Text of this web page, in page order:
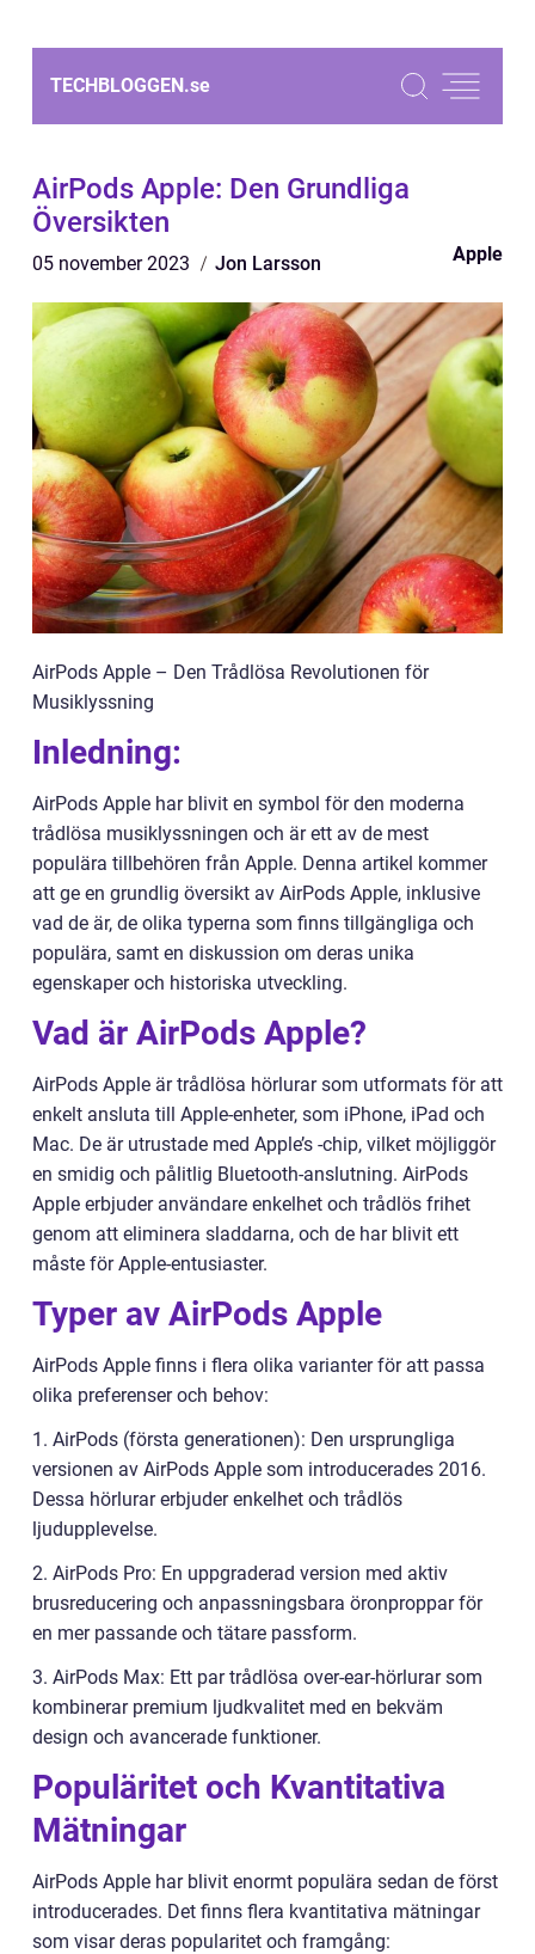
TECHBLOGGEN.se
AirPods Apple: Den Grundliga
Översikten
05 november 2023 Jon Larsson Apple
AirPods Apple – Den Trådlösa Revolutionen för
Musiklyssning
Inledning:
AirPods Apple har blivit en symbol för den moderna
trådlösa musiklyssningen och är ett av de mest
populära tillbehören från Apple. Denna artikel kommer
att ge en grundlig översikt av AirPods Apple, inklusive
vad de är, de olika typerna som finns tillgängliga och
populära, samt en diskussion om deras unika
egenskaper och historiska utveckling.
Vad är AirPods Apple?
AirPods Apple är trådlösa hörlurar som utformats för att
enkelt ansluta till Apple-enheter, som iPhone, iPad och
Mac. De är utrustade med Apple’s -chip, vilket möjliggör
en smidig och pålitlig Bluetooth-anslutning. AirPods
Apple erbjuder användare enkelhet och trådlös frihet
genom att eliminera sladdarna, och de har blivit ett
måste för Apple-entusiaster.
Typer av AirPods Apple
AirPods Apple finns i flera olika varianter för att passa
olika preferenser och behov:
1. AirPods (första generationen): Den ursprungliga
versionen av AirPods Apple som introducerades 2016.
Dessa hörlurar erbjuder enkelhet och trådlös
ljudupplevelse.
2. AirPods Pro: En uppgraderad version med aktiv
brusreducering och anpassningsbara öronproppar för
en mer passande och tätare passform.
3. AirPods Max: Ett par trådlösa over-ear-hörlurar som
kombinerar premium ljudkvalitet med en bekväm
design och avancerade funktioner.
Populäritet och Kvantitativa
Mätningar
AirPods Apple har blivit enormt populära sedan de först
introducerades. Det finns flera kvantitativa mätningar
som visar deras popularitet och framgång: